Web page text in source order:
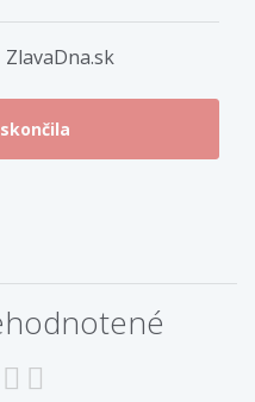
ZlavaDna.sk